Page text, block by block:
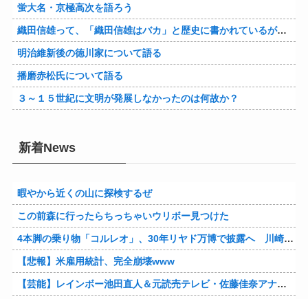
蛍大名・京極高次を語ろう
織田信雄って、「織田信雄はバカ」と歴史に書かれているが今まで家が残っているんでバカではないよな？
明治維新後の徳川家について語る
播磨赤松氏について語る
３～１５世紀に文明が発展しなかったのは何故か？
新着News
暇やから近くの山に探検するぜ
この前森に行ったらちっちゃいウリボー見つけた
4本脚の乗り物「コルレオ」、30年リヤド万博で披露へ 川崎重工が35年発売目指す
【悲報】米雇用統計、完全崩壊www
【芸能】レインボー池田直人＆元読売テレビ・佐藤佳奈アナが結婚